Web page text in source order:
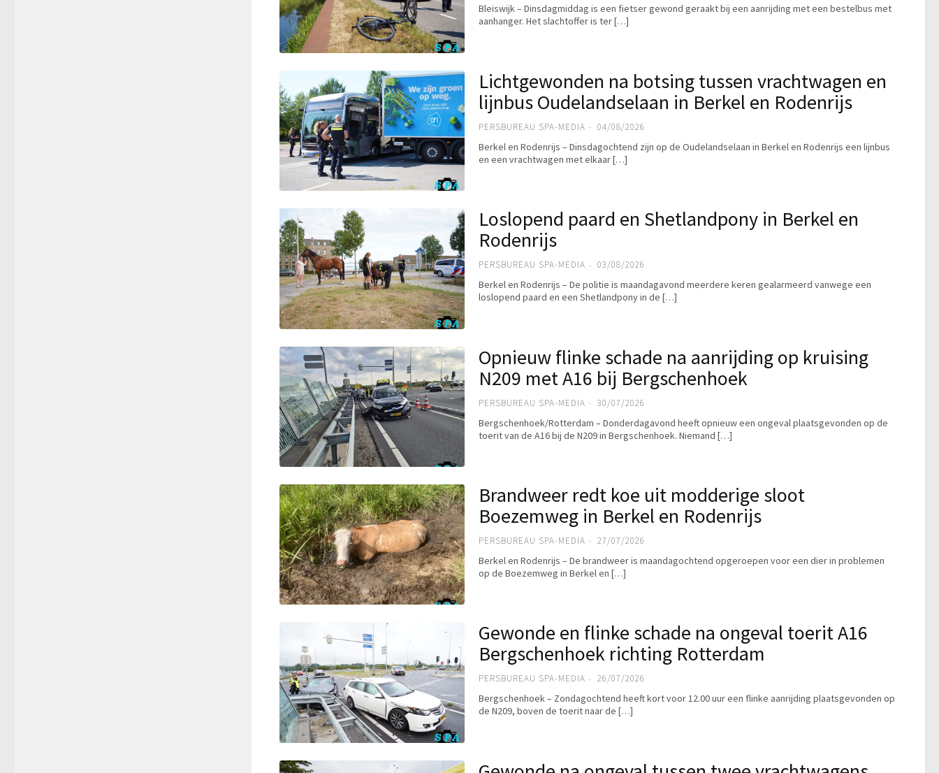
Bleiswijk – Dinsdagmiddag is een fietser gewond geraakt bij een aanrijding met een bestelbus met
aanhanger. Het slachtoffer is ter […]
Lichtgewonden na botsing tussen vrachtwagen en
lijnbus Oudelandselaan in Berkel en Rodenrijs
PERSBUREAU SPA-MEDIA 04/08/2026
Berkel en Rodenrijs – Dinsdagochtend zijn op de Oudelandselaan in Berkel en Rodenrijs een lijnbus
en een vrachtwagen met elkaar […]
Loslopend paard en Shetlandpony in Berkel en
Rodenrijs
PERSBUREAU SPA-MEDIA 03/08/2026
Berkel en Rodenrijs – De politie is maandagavond meerdere keren gealarmeerd vanwege een
loslopend paard en een Shetlandpony in de […]
Opnieuw flinke schade na aanrijding op kruising
N209 met A16 bij Bergschenhoek
PERSBUREAU SPA-MEDIA 30/07/2026
Bergschenhoek/Rotterdam – Donderdagavond heeft opnieuw een ongeval plaatsgevonden op de
toerit van de A16 bij de N209 in Bergschenhoek. Niemand […]
Brandweer redt koe uit modderige sloot
Boezemweg in Berkel en Rodenrijs
PERSBUREAU SPA-MEDIA 27/07/2026
Berkel en Rodenrijs – De brandweer is maandagochtend opgeroepen voor een dier in problemen
op de Boezemweg in Berkel en […]
Gewonde en flinke schade na ongeval toerit A16
Bergschenhoek richting Rotterdam
PERSBUREAU SPA-MEDIA 26/07/2026
Bergschenhoek – Zondagochtend heeft kort voor 12.00 uur een flinke aanrijding plaatsgevonden op
de N209, boven de toerit naar de […]